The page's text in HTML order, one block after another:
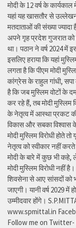
मोदी के 12 वर्ष के
यहां यह खासतौर से
मतदाताओं की संख्या
अपने गृह प्रदेश गुजरात को
था। पठान ने वर्ष 2024 में
इसलिए हराया कि यहां
लगता है कि पीएम मोदी
कांग्रेस के राहुल गांधी,
है कि जब मुस्लिम वोटों के
कर रहे हैं, तब मोदी मुस्लिम
के नेतृत्व में आस्था प्रकट की
विकास और सबका विश्वास
मोदी मुस्लिम विरोधी होते
नेतृत्व को स्वीकार नहीं
मोदी के बारे में कुछ भी कहे,
मोदी मुस्लिम विरोधी नहीं
शिवसेना से आए सांसदों को
जाएगी। यानी वर्ष 2029
उम्मीदवार होंगे।
www.spmittal.in
Follow me on